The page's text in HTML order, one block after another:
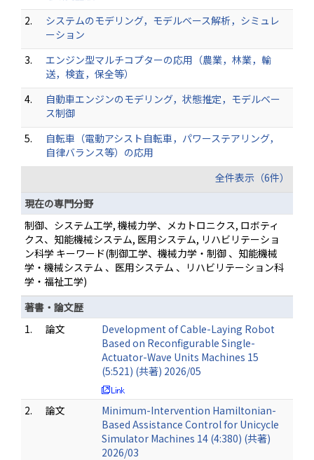
2.
システムのモデリング，モデルベース解析，シミュレ
ーション
3.
エンジン型マルチコプターの応用（農業，林業，輸
送，検査，保全等）
4.
自動車エンジンのモデリング，状態推定，モデルベー
ス制御
5.
自転車（電動アシスト自転車，パワーステアリング，
自律バランス等）の応用
全件表示（6件）
現在の専門分野
制御、システム工学, 機械力学、メカトロニクス, ロボティ
クス、知能機械システム, 医用システム, リハビリテーショ
ン科学 キーワード(制御工学、機械力学・制御 、知能機械
学・機械システム 、医用システム 、リハビリテーション科
学・福祉工学)
著書・論文歴
1.
論文
Development of Cable-Laying Robot
Based on Reconfigurable Single-
Actuator-Wave Units Machines 15
(5:521) (共著) 2026/05
2. 論文
Minimum-Intervention Hamiltonian-
Based Assistance Control for Unicycle
Simulator Machines 14 (4:380) (共著)
2026/03